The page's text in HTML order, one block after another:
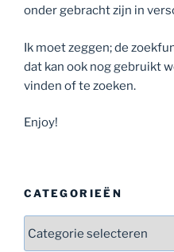
onder gebracht zijn in
Ik moet zeggen; de
dat kan ook nog gebruikt
vinden of te zoeken.
Enjoy!
CATEGORIEËN